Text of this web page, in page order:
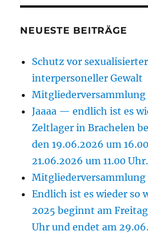
NEUESTE BEITRÄGE
Schutz vor
interpersoneller Gewalt
Mitgliederversammlung
Jaaaa — endlich ist es
Zeltlager in Brachelen
den 19.06.2026 um
21.06.2026 um 11.00 Uhr.
Mitgliederversammlung
Endlich ist es wieder so
2025 beginnt am
Uhr und endet am